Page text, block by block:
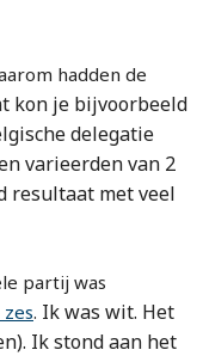
hadden de
kon je bijvoorbeeld
delegatie
varieerden van 2
resultaat metveel
partij was
. Ik was wit. Het
Ik stond aan het